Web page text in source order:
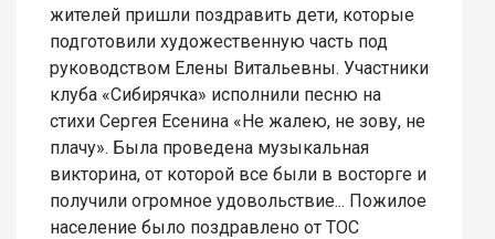
жителей пришли поздравить дети, которые
подготовили художественную часть под
руководством Елены Витальевны. Участники
клуба «Сибирячка» исполнили песню на
стихи Сергея Есенина «Не жалею, не зову, не
плачу». Была проведена музыкальная
викторина, от которой все были в восторге и
получили огромное удовольствие... Пожилое
население было поздравлено от ТОС